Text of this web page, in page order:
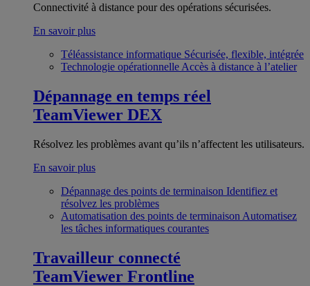
Connectivité à distance pour des opérations sécurisées.
En savoir plus
Téléassistance informatique Sécurisée, flexible, intégrée
Technologie opérationnelle Accès à distance à l’atelier
Dépannage en temps réel
TeamViewer DEX
Résolvez les problèmes avant qu’ils n’affectent les utilisateurs.
En savoir plus
Dépannage des points de terminaison Identifiez et
résolvez les problèmes
Automatisation des points de terminaison Automatisez
les tâches informatiques courantes
Travailleur connecté
TeamViewer Frontline